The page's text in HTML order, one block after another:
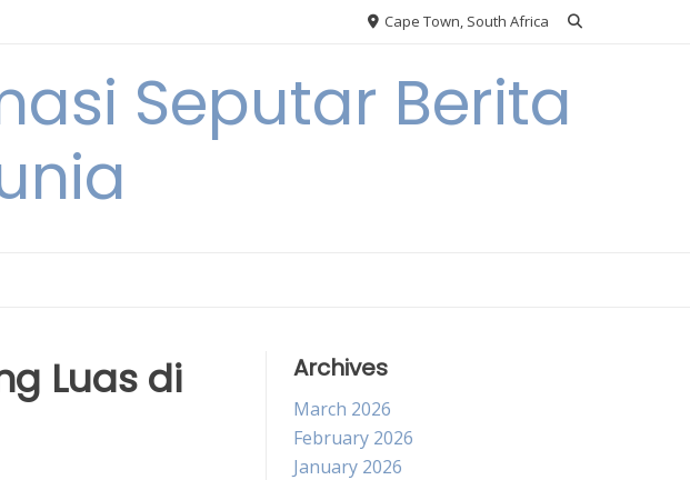
Cape Town, South Africa
Seputar Berita
Luas di
Archives
March 2026
February 2026
January 2026